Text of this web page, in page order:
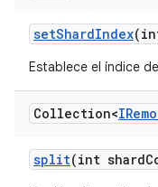
setShardIndex
Establece el índice
Collection<
split(int shard